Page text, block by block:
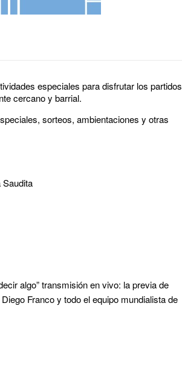
especiales para disfrutar los partidos
cercano y barrial.
sorteos, ambientaciones y otras
algo” transmisión en vivo: la previa de
Franco y todo el equipo mundialista de